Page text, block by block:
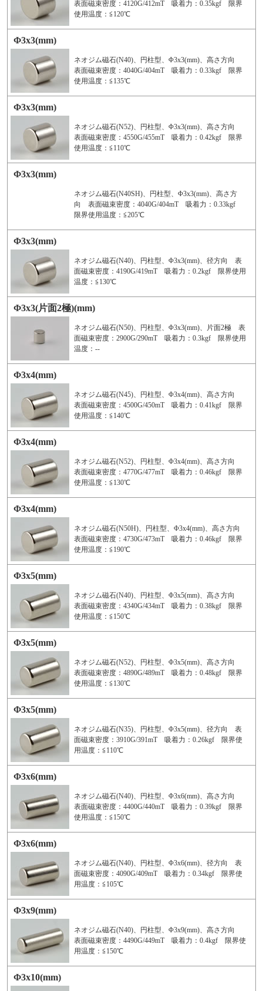
表面磁束密度：4120G/412mT 吸着力：0.35kgf 限界
使用温度：≦120℃
Φ3x3(mm)
ネオジム磁石(N40)、円柱型、Φ3x3(mm)、高さ方向
表面磁束密度：4040G/404mT 吸着力：0.33kgf 限界
使用温度：≦135℃
Φ3x3(mm)
ネオジム磁石(N52)、円柱型、Φ3x3(mm)、高さ方向
表面磁束密度：4550G/455mT 吸着力：0.42kgf 限界
使用温度：≦110℃
Φ3x3(mm)
ネオジム磁石(N40SH)、円柱型、Φ3x3(mm)、高さ方
向 表面磁束密度：4040G/404mT 吸着力：0.33kgf
限界使用温度：≦205℃
Φ3x3(mm)
ネオジム磁石(N40)、円柱型、Φ3x3(mm)、径方向 表
面磁束密度：4190G/419mT 吸着力：0.2kgf 限界使用
温度：≦130℃
Φ3x3(片面2極)(mm)
ネオジム磁石(N50)、円柱型、Φ3x3(mm)、片面2極 表
面磁束密度：2900G/290mT 吸着力：0.3kgf 限界使用
温度：--
Φ3x4(mm)
ネオジム磁石(N45)、円柱型、Φ3x4(mm)、高さ方向
表面磁束密度：4500G/450mT 吸着力：0.41kgf 限界
使用温度：≦140℃
Φ3x4(mm)
ネオジム磁石(N52)、円柱型、Φ3x4(mm)、高さ方向
表面磁束密度：4770G/477mT 吸着力：0.46kgf 限界
使用温度：≦130℃
Φ3x4(mm)
ネオジム磁石(N50H)、円柱型、Φ3x4(mm)、高さ方向
表面磁束密度：4730G/473mT 吸着力：0.46kgf 限界
使用温度：≦190℃
Φ3x5(mm)
ネオジム磁石(N40)、円柱型、Φ3x5(mm)、高さ方向
表面磁束密度：4340G/434mT 吸着力：0.38kgf 限界
使用温度：≦150℃
Φ3x5(mm)
ネオジム磁石(N52)、円柱型、Φ3x5(mm)、高さ方向
表面磁束密度：4890G/489mT 吸着力：0.48kgf 限界
使用温度：≦130℃
Φ3x5(mm)
ネオジム磁石(N35)、円柱型、Φ3x5(mm)、径方向 表
面磁束密度：3910G/391mT 吸着力：0.26kgf 限界使
用温度：≦110℃
Φ3x6(mm)
ネオジム磁石(N40)、円柱型、Φ3x6(mm)、高さ方向
表面磁束密度：4400G/440mT 吸着力：0.39kgf 限界
使用温度：≦150℃
Φ3x6(mm)
ネオジム磁石(N40)、円柱型、Φ3x6(mm)、径方向 表
面磁束密度：4090G/409mT 吸着力：0.34kgf 限界使
用温度：≦105℃
Φ3x9(mm)
ネオジム磁石(N40)、円柱型、Φ3x9(mm)、高さ方向
表面磁束密度：4490G/449mT 吸着力：0.4kgf 限界使
用温度：≦150℃
Φ3x10(mm)